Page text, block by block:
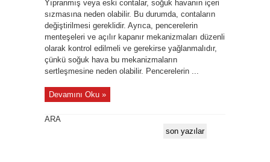
Yıpranmış veya eski contalar, soğuk havanın içeri
sızmasına neden olabilir. Bu durumda, contaların
değiştirilmesi gereklidir. Ayrıca, pencerelerin
menteşeleri ve açılır kapanır mekanizmaları düzenli
olarak kontrol edilmeli ve gerekirse yağlanmalıdır,
çünkü soğuk hava bu mekanizmaların
sertleşmesine neden olabilir. Pencerelerin ...
Devamını Oku »
ARA
son yazılar